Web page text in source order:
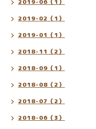
2019-02（1）
2019-01（1）
2018-11（2）
2018-09（1）
2018-08（2）
2018-07（2）
2018-06（3）